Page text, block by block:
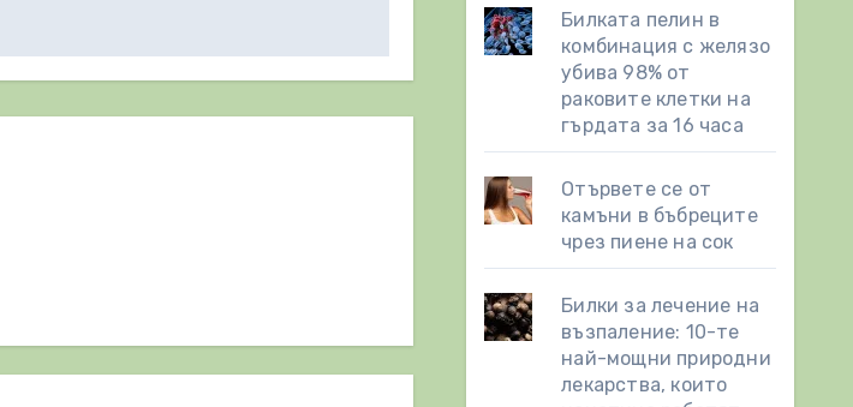
Билката пелин в
комбинация с желязо
убива 98% от
раковите клетки на
гърдата за 16 часа
Отървете се от
камъни в бъбреците
чрез пиене на сок
Билки за лечение на
възпаление: 10-те
най-мощни природни
лекарства, които